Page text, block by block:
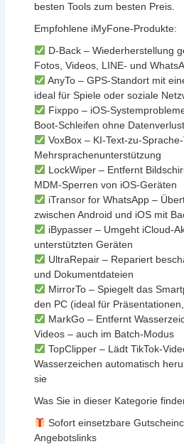
besten Tools zum besten Preis.
Empfohlene iMyFone-Produkte:
D-Back – Wiederherstellung
Fotos, Videos, LINE- und
AnyTo – GPS-Standort mit
ideal für Spiele oder soziale
Fixppo – iOS-
Boot-Schleifen ohne
VoxBox – KI-Text-zu-
Mehrsprachenunterstützung
LockWiper – Entfernt
MDM-Sperren von iOS-Geräten
iTransor for WhatsApp –
zwischen Android und iOS mit
iBypasser – Umgeht iCloud-
unterstützten Geräten
UltraRepair – Repariert
und Dokumentdateien
MirrorTo – Spiegelt das
den PC (ideal für
MarkGo – Entfernt
Videos – auch im Batch-Modus
TopClipper – Lädt TikTok-
Wasserzeichen automatisch
sie
Was Sie in dieser Kategorie
Sofort einsetzbare
Angebotslinks